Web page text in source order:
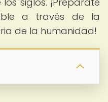
a través de la
de la humanidad!